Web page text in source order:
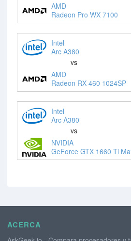
AMD
Radeon Pro WX 7100
Intel
Arc A380
vs
AMD
Radeon RX 460 1024SP
Intel
Arc A380
vs
NVIDIA
GeForce GTX 1660 Ti
ACERCA